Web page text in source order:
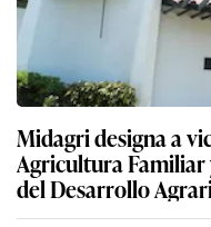
Midagri designa a
Agricultura Familiar
del Desarrollo